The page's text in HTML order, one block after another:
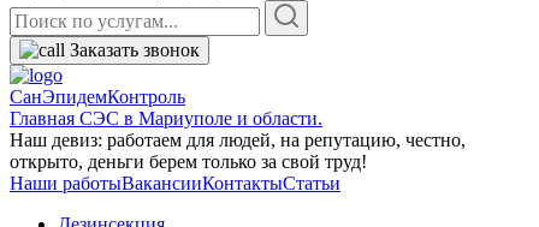
Заказать звонок
СанЭпидемКонтроль
Главная СЭС в Мариуполе и области.
Наш девиз: работаем для людей, на репутацию, честно,
открыто, деньги берем только за свой труд!
Наши работыВакансииКонтактыСтатьи